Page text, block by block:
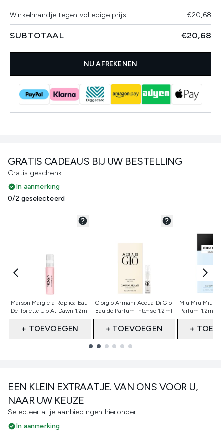
GRATIS CADEAUS BIJ UW BESTELLING
Gratis geschenk
In aanmerking
0/2 geselecteerd
Maison Margiela Replica Eau
De Toilette Up At Dawn 1.2ml
Niet geselecteerd
+ TOEVOEGEN
Giorgio Armani Acqua Di Gio
Eau de Parfum Intense 1.2ml
Niet geselecteerd
+ TOEVOEGEN
Miu Miu
Parfum 1.2ml
Niet
+
EEN KLEIN EXTRAATJE. VAN ONS VOOR U,
NAAR UW KEUZE
Selecteer al je aanbiedingen hieronder!
In aanmerking
Winkelmandje tegen volledige prijs €20,68
SUBTOTAAL €20,68
NU AFREKENEN